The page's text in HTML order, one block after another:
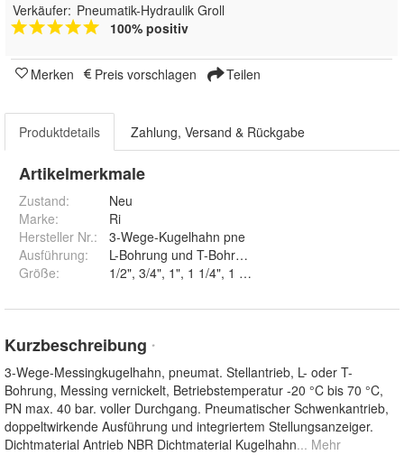
Verkäufer: Pneumatik-Hydraulik Groll
100% positiv
Merken Preis vorschlagen Teilen
Produktdetails Zahlung, Versand & Rückgabe
Artikelmerkmale
Zustand:
Neu
Marke:
Ri
Hersteller Nr.:
3-Wege-Kugelhahn pne
Ausführung:
L-Bohrung und T-Bohrung
Größe:
Kurzbeschreibung *
3-Wege-Messingkugelhahn, pneumat. Stellantrieb, L- oder T-
Bohrung, Messing vernickelt, Betriebstemperatur -20 °C bis 70 °C,
PN max. 40 bar. voller Durchgang. Pneumatischer Schwenkantrieb,
doppeltwirkende Ausführung und integriertem Stellungsanzeiger.
Dichtmaterial Antrieb NBR Dichtmaterial Kugelhahn... Mehr